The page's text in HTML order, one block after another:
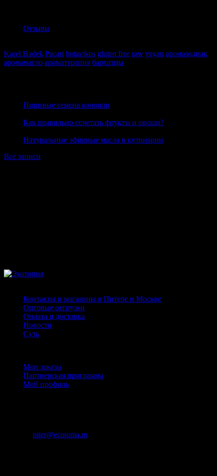
Отзывы
Karel Hadek Pacari botavikos gluten free raw vegan аромазодиак
аромамасло ароматерапия бархатцы
Пищевые семена конопли
Как правильно сочетать фрукты и овощи?
Натуральные эфирные масла в кулинарии
Все записи
Контакты и магазины в Питере и Москве
Оптовые отгрузки
Оплата и доставка
Новости
Суть
Мои заказы
Партнерская программа
Мой профиль
piter@ecotopia.ru